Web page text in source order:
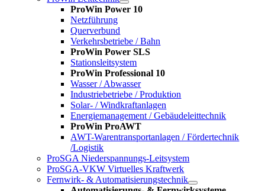
ProWin Power 10
Netzführung
Querverbund
Verkehrsbetriebe / Bahn
ProWin Power SLS
Stationsleitsystem
ProWin Professional 10
Wasser / Abwasser
Industriebetriebe / Produktion
Solar- / Windkraftanlagen
Energiemanagement / Gebäudeleittechnik
ProWin ProAWT
AWT-Warentransportanlagen / Fördertechnik
/Logistik
ProSGA Niederspannungs-Leitsystem
ProSGA-VKW Virtuelles Kraftwerk
Fernwirk- & Automatisierungstechnik